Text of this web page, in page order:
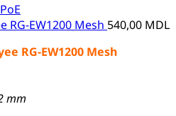
RG-EW1200 Mesh 540,00 MDL
RG-EW1200 Mesh
mm